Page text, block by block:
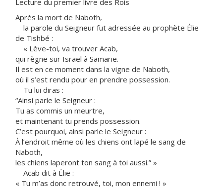
Lecture du premier livre des Rois
Après la mort de Naboth,
la parole du Seigneur fut adressée au prophète Élie
de Tishbé :
« Lève-toi, va trouver Acab,
qui règne sur Israël à Samarie.
Il est en ce moment dans la vigne de Naboth,
où il s’est rendu pour en prendre possession.
Tu lui diras :
“Ainsi parle le Seigneur :
Tu as commis un meurtre,
et maintenant tu prends possession.
C’est pourquoi, ainsi parle le Seigneur :
À l’endroit même où les chiens ont lapé le sang de
Naboth,
les chiens laperont ton sang à toi aussi.” »
Acab dit à Élie :
« Tu m’as donc retrouvé, toi, mon ennemi ! »